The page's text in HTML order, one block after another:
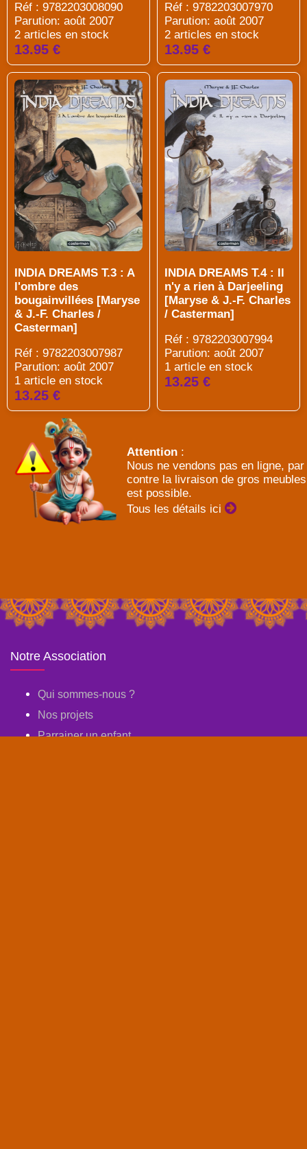
Réf : 9782203008090
Parution: août 2007
2 articles en stock
13.95 €
Réf : 9782203007970
Parution: août 2007
2 articles en stock
13.95 €
INDIA DREAMS T.3 : A
l'ombre des
bougainvillées [Maryse
& J.-F. Charles /
Casterman]
Réf : 9782203007987
Parution: août 2007
1 article en stock
13.25 €
INDIA DREAMS T.4 : Il
n'y a rien à Darjeeling
[Maryse & J.-F. Charles
/ Casterman]
Réf : 9782203007994
Parution: août 2007
1 article en stock
13.25 €
Attention :
Nous ne vendons pas en ligne, par
contre la livraison de gros meubles
est possible.
Tous les détails ici
Notre Association
Qui sommes-nous ?
Nos projets
Parrainer un enfant